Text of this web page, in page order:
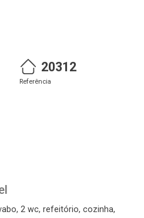
20312
Referência
2 wc, refeitório, cozinha,